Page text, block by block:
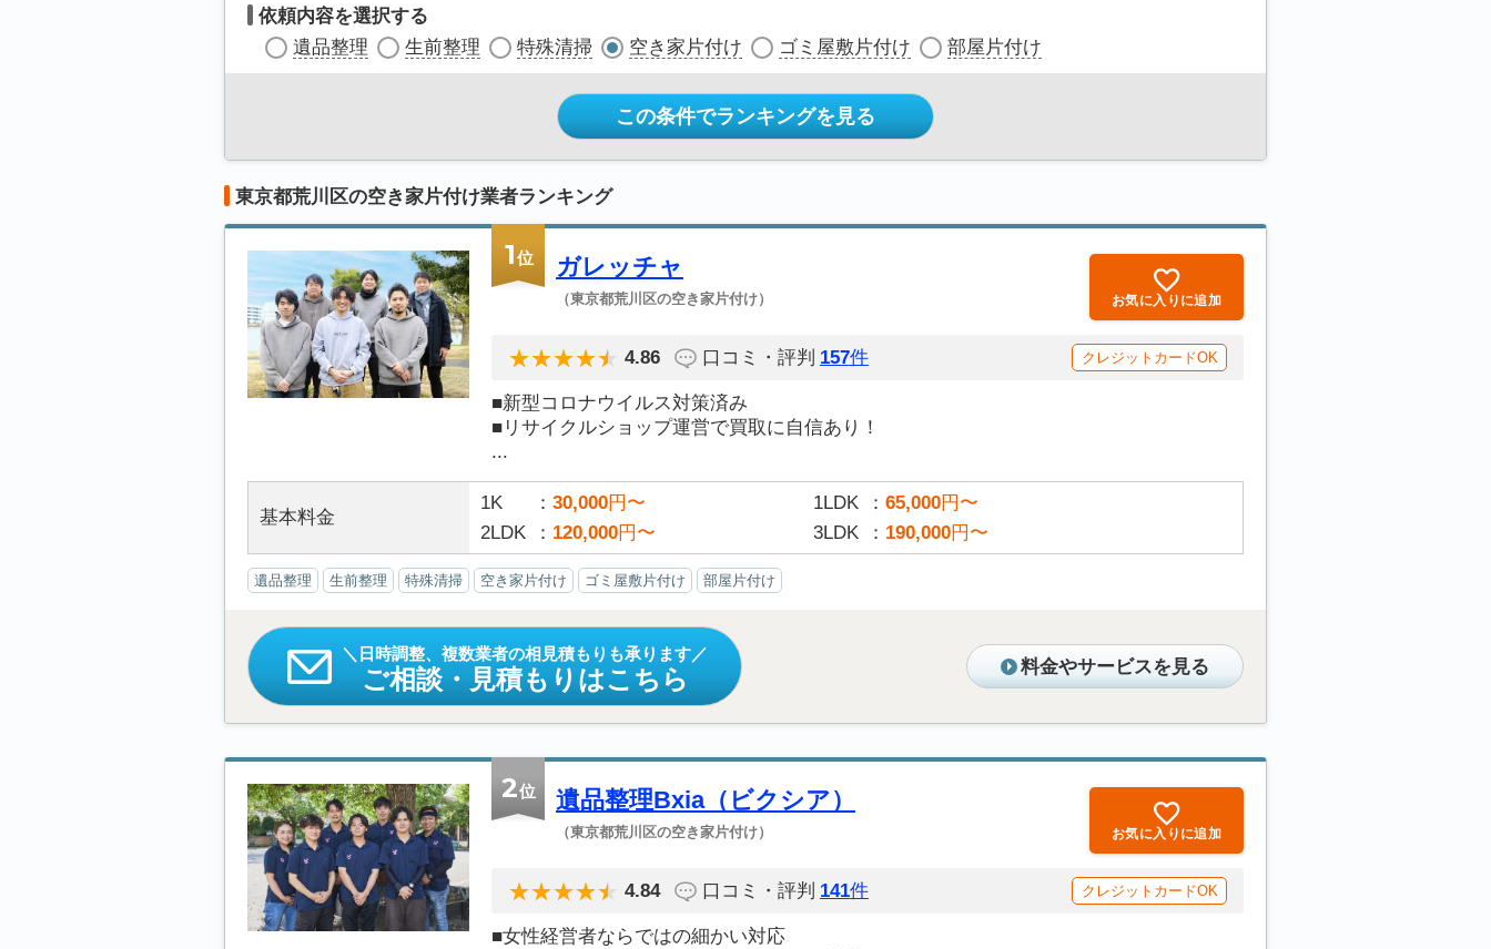
依頼内容を選択する
遺品整理
生前整理 特殊清掃 空き家片付け ゴミ屋敷片付け 部屋片付け
この条件でランキングを見る
東京都荒川区の空き家片付け業者ランキング
1位 ガレッチャ
（東京都荒川区の空き家片付け） お気に入りに追加
4.86 口コミ・評判 157件 クレジットカードOK
■新型コロナウイルス対策済み
■リサイクルショップ運営で買取に自信あり！
...
基本料金
1K 30,000円〜 1LDK 65,000円〜
2LDK
120,000円〜 3LDK 190,000円〜
遺品整理 生前整理 特殊清掃 空き家片付け ゴミ屋敷片付け 部屋片付け
日時調整、複数業者の相見積もりも承ります
ご相談・見積もりはこちら 料金やサービスを見る
2位 遺品整理Bxia（ビクシア）
（東京都荒川区の空き家片付け） お気に入りに追加
4.84 口コミ・評判 141件 クレジットカードOK
■女性経営者ならではの細かい対応